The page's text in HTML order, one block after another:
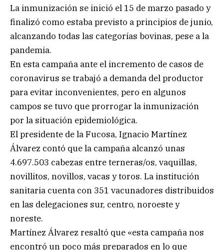
La inmunización se inició el 15 de marzo pasado y
finalizó como estaba previsto a principios de junio,
alcanzando todas las categorías bovinas, pese a la
pandemia.
En esta campaña ante el incremento de casos de
coronavirus se trabajó a demanda del productor
para evitar inconvenientes, pero en algunos
campos se tuvo que prorrogar la inmunización
por la situación epidemiológica.
El presidente de la Fucosa, Ignacio Martínez
Álvarez contó que la campaña alcanzó unas
4.697.503 cabezas entre terneras/os, vaquillas,
novillitos, novillos, vacas y toros. La institución
sanitaria cuenta con 351 vacunadores distribuidos
en las delegaciones sur, centro, noroeste y
noreste.
Martínez Álvarez resaltó que «esta campaña nos
encontró un poco más preparados en lo que